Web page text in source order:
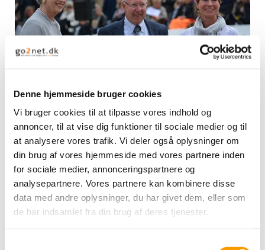
Denne hjemmeside bruger cookies
Vi bruger cookies til at tilpasse vores indhold og
annoncer, til at vise dig funktioner til sociale medier og til
at analysere vores trafik. Vi deler også oplysninger om
din brug af vores hjemmeside med vores partnere inden
for sociale medier, annonceringspartnere og
analysepartnere. Vores partnere kan kombinere disse
data med andre oplysninger, du har givet dem, eller som
de har indsamlet fra din brug af deres tjenester.
Prisen er stiftet af Dressurens Venner i samarbejde med
familien Hartel-Siesbye, og blev overrakt af H.K.H. Prinsesse
Benedikte og Nicole Hartel-Siesbye.
Om baggrunden for at skænke prisen til Bjarne Nielsen sagde
H.K.H. Prinsesse Benedikte:
Lis Hartels Mindepris 2016 gives til berider Bjarne Nielsen og
det er en stor glæde for Dressurens Venner at overrække
vandrepræmien og donationen på 25.000 kr.
Årets modtager er særdeles kendt og respekteret i
avlsledelse som specialdommer ved hingstekåringer, dommer